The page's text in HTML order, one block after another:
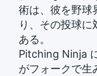
術は、彼を野球
り、その投球
ある。
Pitching Ninja
がフォークで生